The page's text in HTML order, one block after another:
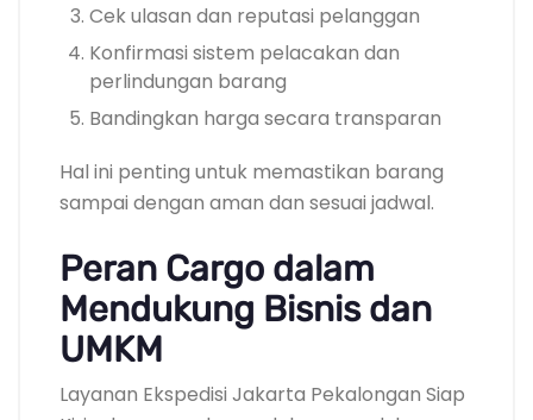
Cek ulasan dan reputasi pelanggan
Konfirmasi sistem pelacakan dan
perlindungan barang
Bandingkan harga secara transparan
Hal ini penting untuk memastikan barang
sampai dengan aman dan sesuai jadwal.
Peran Cargo dalam
Mendukung Bisnis dan
UMKM
Layanan Ekspedisi Jakarta Pekalongan Siap